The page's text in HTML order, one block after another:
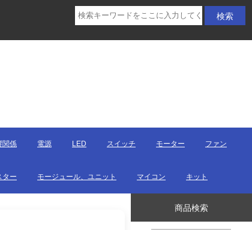
関係 電源 LED スイッチ モーター ファン
ター モージュール、ユニット マイコン キット
商品検索